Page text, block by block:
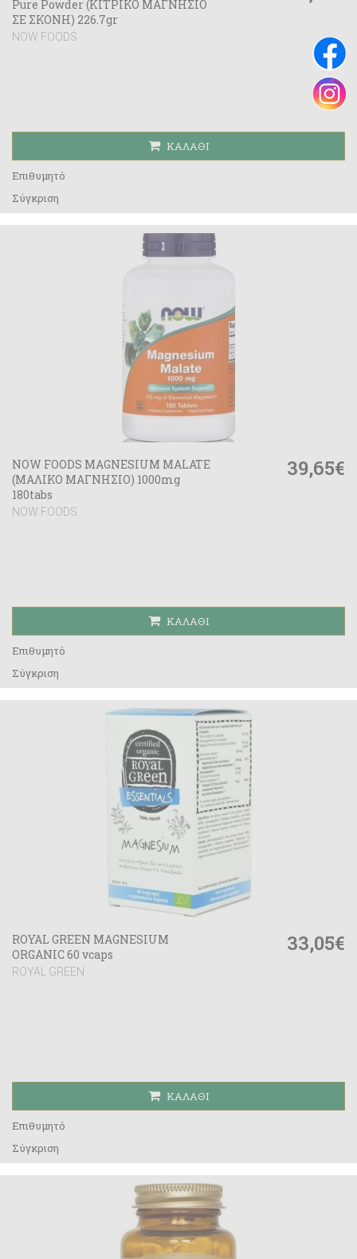
Pure Powder (ΚΙΤΡΙΚΟ ΜΑΓΝΗΣΙΟ
ΣΕ ΣΚΟΝΗ) 226.7gr
NOW FOODS
ΚΑΛΆΘΙ
Επιθυμητό
Σύγκριση
NOW FOODS MAGNESIUM MALATE
(ΜΑΛΙΚΟ ΜΑΓΝΗΣΙΟ) 1000mg
180tabs
NOW FOODS
39,65€
ΚΑΛΆΘΙ
Επιθυμητό
Σύγκριση
ROYAL GREEN MAGNESIUM
ORGANIC 60 vcaps
ROYAL GREEN
33,05€
ΚΑΛΆΘΙ
Επιθυμητό
Σύγκριση